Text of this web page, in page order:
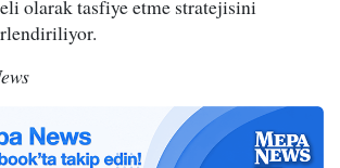
olarak tasfiye etme stratejisini